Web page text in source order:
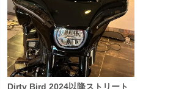
Dirty Bird 2024以降ストリート